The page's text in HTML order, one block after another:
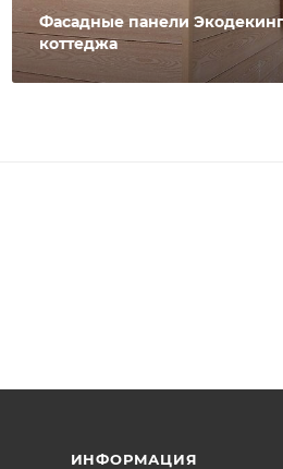
Фасадные панели
коттеджа
ИНФОРМАЦИЯ